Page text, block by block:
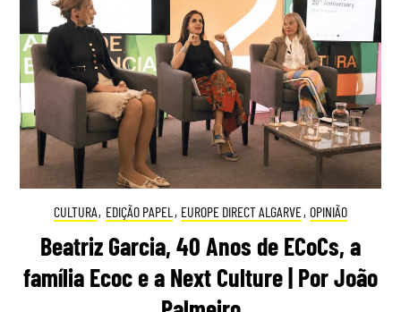
CULTURA, EDIÇÃO PAPEL , EUROPE DIRECT ALGARVE, OPINIÃO
Beatriz Garcia, 40 Anos de ECoCs, a
família Ecoc e a Next Culture | Por João